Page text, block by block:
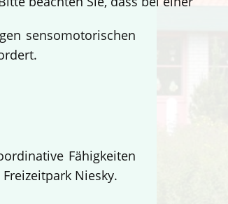
sensomotorischen
Fähigkeiten
Niesky.